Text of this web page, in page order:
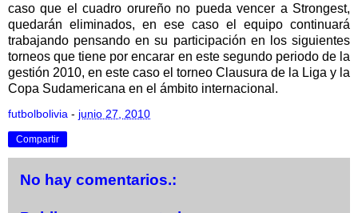
caso que el cuadro orureño no pueda vencer a Strongest,
quedarán eliminados, en ese caso el equipo continuará
trabajando pensando en su participación en los siguientes
torneos que tiene por encarar en este segundo periodo de la
gestión 2010, en este caso el torneo Clausura de la Liga y la
Copa Sudamericana en el ámbito internacional.
futbolbolivia - junio 27, 2010
Compartir
No hay comentarios.: